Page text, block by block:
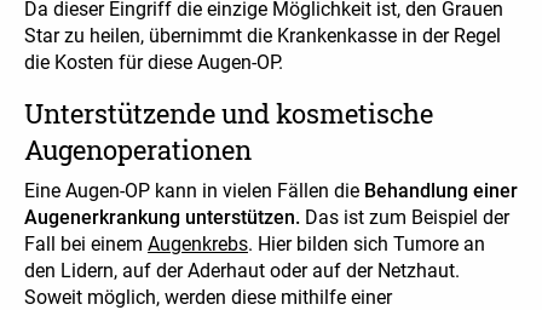
Da dieser Eingriff die einzige Möglichkeit ist, den Grauen
Star zu heilen, übernimmt die Krankenkasse in der Regel
die Kosten für diese Augen-OP.
Unterstützende und kosmetische
Augenoperationen
Eine Augen-OP kann in vielen Fällen die Behandlung einer
Augenerkrankung unterstützen. Das ist zum Beispiel der
Fall bei einem Augenkrebs. Hier bilden sich Tumore an
den Lidern, auf der Aderhaut oder auf der Netzhaut.
Soweit möglich, werden diese mithilfe einer